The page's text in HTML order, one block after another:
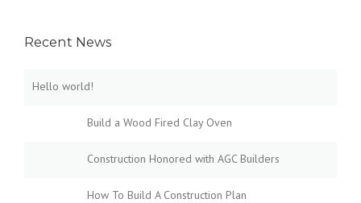
Recent News
Hello world!
Build a Wood Fired Clay Oven
Construction Honored with AGC Builders
How To Build A Construction Plan